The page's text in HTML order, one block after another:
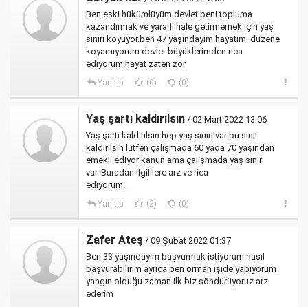
Ben eski hükümlüyüm.devlet beni topluma
kazandırmak ve yararlı hale getirmemek için yaş
sınırı koyuyor.ben 47 yaşındayım.hayatımı düzene
koyamıyorum.devlet büyüklerimden rica
ediyorum.hayat zaten zor
Yanıtla (0) (0)
Yaş şartı kaldırılsın / 02 Mart 2022 13:06
Yaş şartı kaldırılsın hep yaş sınırı var bu sınır
kaldırılsın lütfen çalışmada 60 yada 70 yaşından
emekli ediyor kanun ama çalışmada yaş sınırı
var..Buradan ilgililere arz ve rica
ediyorum..
Yanıtla (2) (0)
Zafer Ateş / 09 Şubat 2022 01:37
Ben 33 yaşındayım başvurmak istiyorum nasıl
başvurabilirim ayrıca ben orman işide yapıyorum
yangın olduğu zaman ilk biz söndürüyoruz arz
ederim